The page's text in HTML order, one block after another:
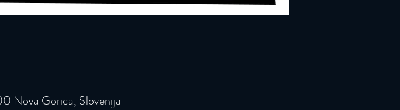
Nova Gorica, Slovenija